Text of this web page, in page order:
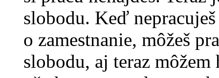
slobodu. Keď
o zamestnanie, môžeš
slobodu, aj teraz